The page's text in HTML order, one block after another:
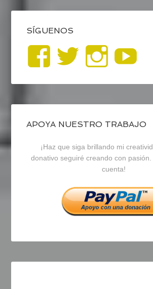
SÍGUENOS
Ver
perfil
de
en
Facebook
Ver
perfil
de
en
Ver
de
en
APOYA NUESTRO TRABAJO
¡Haz que siga brillando mi
donativo seguiré creando con pasión.
cuenta!